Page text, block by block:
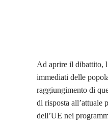
Ad aprire il dibattito,
immediati delle
raggiungimento di
di risposta all’attuale
dell’UE nei